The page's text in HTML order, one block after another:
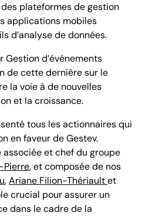
plateformes de gestion
applications mobiles
d’analyse de données.
Gestion d’événements
de cette dernière sur le
la voie à de nouvelles
et la croissance.
tous les actionnaires qui
en faveur de Gestev.
associée et chef du groupe
Pierre, et composée de nos
,Ariane Filion-Thériaultet
crucial pour assurer un
dans le cadre de la